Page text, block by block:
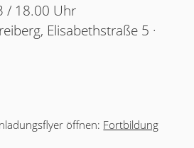
/ 18.00 Uhr
Elisabethstraße 5 ·
öffnen: Fortbildung